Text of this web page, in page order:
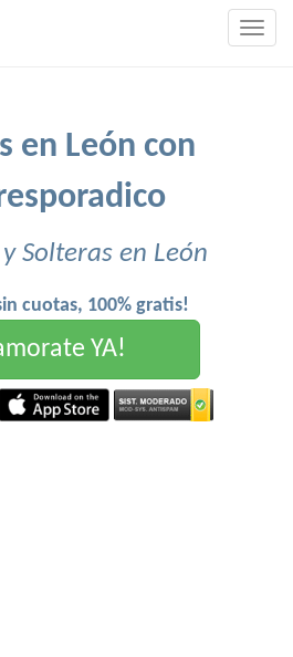
en León con
Solteras en León
cuotas, 100% gratis!
YA!